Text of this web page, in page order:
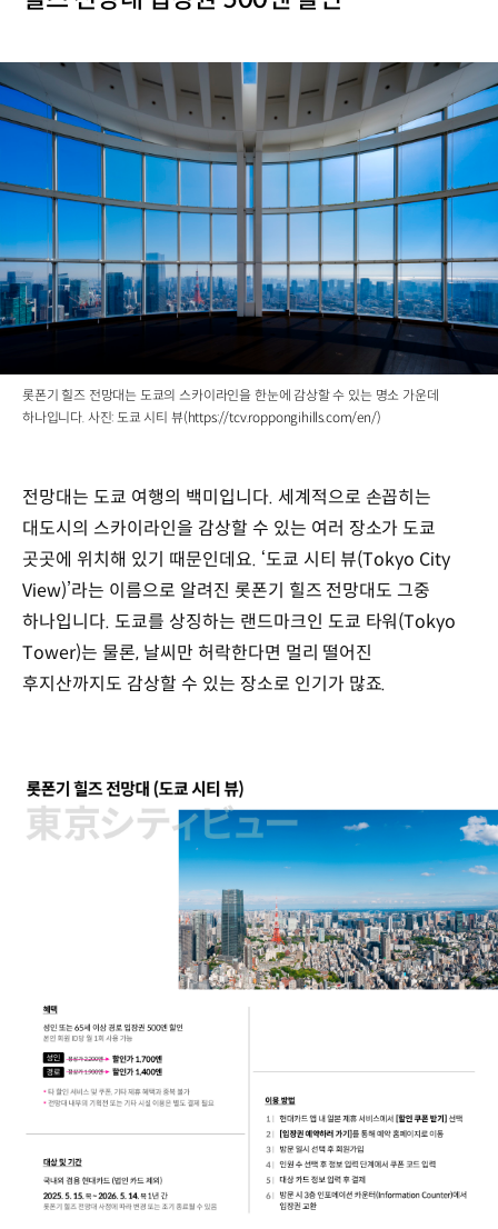
롯폰기 힐즈 전망대는 도쿄의 스카이라인을 한눈에 감상할 수 있는 명소 가운데
하나입니다. 사진: 도쿄 시티 뷰(https://tcv.roppongihills.com/en/)
전망대는 도쿄 여행의 백미입니다. 세계적으로 손꼽히는
대도시의 스카이라인을 감상할 수 있는 여러 장소가 도쿄
곳곳에 위치해 있기 때문인데요. ‘도쿄 시티 뷰(Tokyo City
View)’라는 이름으로 알려진 롯폰기 힐즈 전망대도 그중
하나입니다. 도쿄를 상징하는 랜드마크인 도쿄 타워(Tokyo
Tower)는 물론, 날씨만 허락한다면 멀리 떨어진
후지산까지도 감상할 수 있는 장소로 인기가 많죠.